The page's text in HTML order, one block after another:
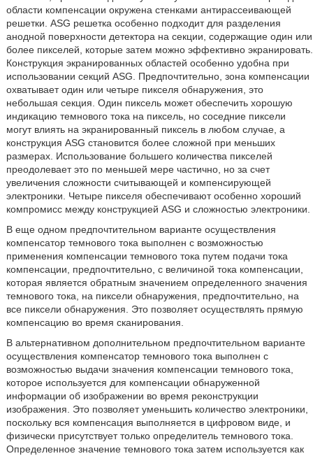
области компенсации окружена стенками антирассеивающей
решетки. ASG решетка особенно подходит для разделения
анодной поверхности детектора на секции, содержащие один или
более пикселей, которые затем можно эффективно экранировать.
Конструкция экранированных областей особенно удобна при
использовании секций ASG. Предпочтительно, зона компенсации
охватывает один или четыре пикселя обнаружения, это
небольшая секция. Один пиксель может обеспечить хорошую
индикацию темнового тока на пиксель, но соседние пиксели
могут влиять на экранированный пиксель в любом случае, а
конструкция ASG становится более сложной при меньших
размерах. Использование большего количества пикселей
преодолевает это по меньшей мере частично, но за счет
увеличения сложности считывающей и компенсирующей
электроники. Четыре пикселя обеспечивают особенно хороший
компромисс между конструкцией ASG и сложностью электроники.
В еще одном предпочтительном варианте осуществления
компенсатор темнового тока выполнен с возможностью
применения компенсации темнового тока путем подачи тока
компенсации, предпочтительно, с величиной тока компенсации,
которая является обратным значением определенного значения
темнового тока, на пиксели обнаружения, предпочтительно, на
все пиксели обнаружения. Это позволяет осуществлять прямую
компенсацию во время сканирования.
В альтернативном дополнительном предпочтительном варианте
осуществления компенсатор темнового тока выполнен с
возможностью выдачи значения компенсации темнового тока,
которое используется для компенсации обнаруженной
информации об изображении во время реконструкции
изображения. Это позволяет уменьшить количество электроники,
поскольку вся компенсация выполняется в цифровом виде, и
физически присутствует только определитель темнового тока.
Определенное значение темнового тока затем используется как